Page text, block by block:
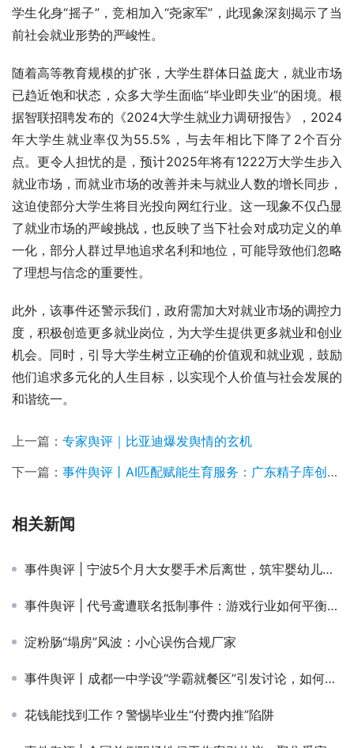
学生化身“摇子”，竞相加入“尧家军”，此现象深刻揭示了当
前社会就业形势的严峻性。
随着高等教育规模的扩张，大学生群体日益庞大，就业市场
已趋近饱和状态，众多大学生面临“毕业即失业”的困境。根
据智联招聘发布的《2024大学生就业力调研报告》，2024
年大学生就业率仅为55.5%，与去年相比下降了2个百分
点。更令人担忧的是，预计2025年将有1222万大学生步入
就业市场，而就业市场的改善并未与就业人数的增长同步，
这迫使部分大学生将目光投向网红行业。这一现象不仅凸显
了就业市场的严峻挑战，也反映了当下社会对成功定义的单
一化，部分人群过早地追求名利和地位，可能导致他们忽略
了理想与信念的重要性。
此外，该事件还警示我们，政府需加大对就业市场的调控力
度，积极创造更多就业岗位，为大学生提供更多就业和创业
机会。同时，引导大学生树立正确的价值观和就业观，鼓励
他们追求多元化的人生目标，以实现个人价值与社会发展的
和谐统一。
上一篇： 专家舆评｜比亚迪爆发舆情的玄机
下一篇： 事件舆评丨AI匹配赋能生育服务：广东精子库创新引热议，技术伦理与社会效应受关注
相关新闻
事件舆评 | 宁波5个月大女婴手术后离世，筑牢婴幼儿手术安全防线需完善监管闭环
事件舆评 | 代号鸢遭联名抵制事件：游戏行业如何平衡内容与玩家权益？
淀粉肠“塌房”风波：小心误伤合规厂家
事件舆评丨成都一中学设“学霸就餐区”引发讨论，如何平衡教育公平与激励方式？
花钱能找到工作？警惕毕业生“付费内推”陷阱